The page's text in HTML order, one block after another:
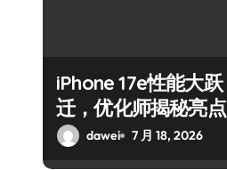
iPhone 17e性能大跃
迁，优化师揭秘亮点
dawei 7 月 18, 2026